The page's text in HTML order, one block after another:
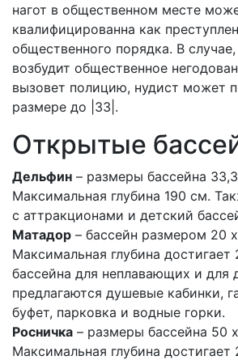
нагот в общественном месте
квалифицированна как
общественного порядка. В
возбудит общественное
вызовет полицию, нудист может
размере до |33|.
Открытые
Дельфин – размеры бассейна
Максимальная глубина 190 см.
с аттракционами и детский
Матадор – бассейн размером 20
Максимальная глубина
бассейна для неплавающих и для
предлагаются душевые кабинки,
буфет, парковка и водные горки.
Росничка – размеры бассейна 50
Максимальная глубина